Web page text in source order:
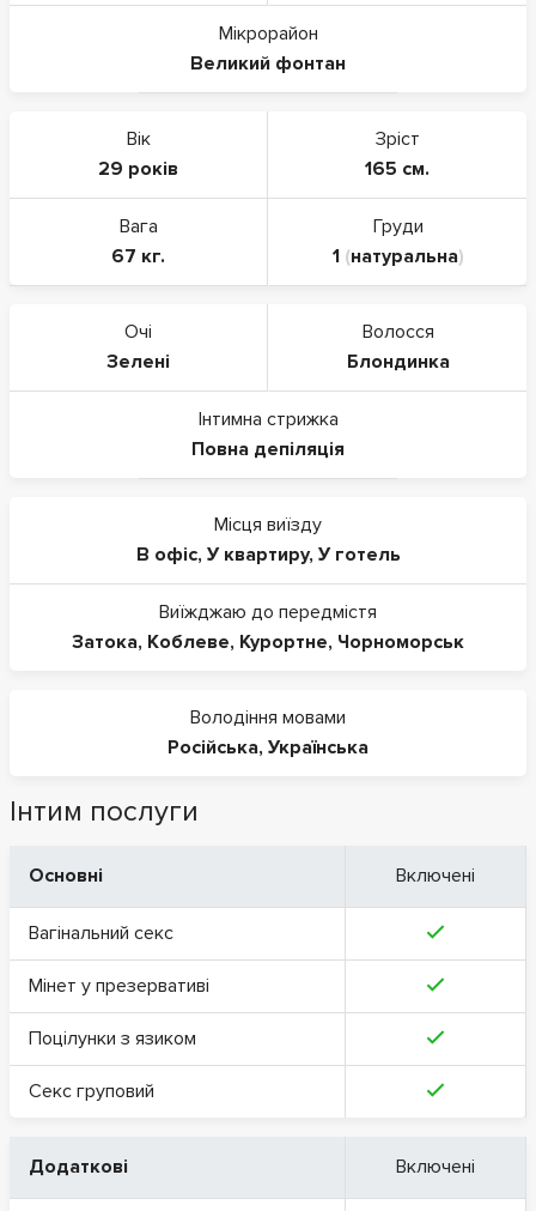
Мікрорайон
Великий фонтан
Вік
29 років
Зріст
165 см.
Вага
67 кг.
Груди
1(натуральна)
Очі
Зелені
Волосся
Блондинка
Інтимна стрижка
Повна депіляція
Місця виїзду
В офіс, У квартиру, У готель
Виїжджаю до передмістя
Затока, Коблеве, Курортне, Чорноморськ
Володіння мовами
Російська, Українська
Інтим послуги
Основні Включені
Вагінальний секс
Мінет у презервативі
Поцілунки з язиком
Секс груповий
Додаткові Включені